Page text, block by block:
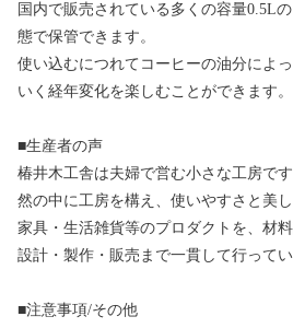
国内で販売されている多くの容量0.5L
態で保管できます。
使い込むにつれてコーヒーの油分によ
いく経年変化を楽しむことができます。
■生産者の声
椿井木工舎は夫婦で営む小さな工房で
然の中に工房を構え、使いやすさと美
家具・生活雑貨等のプロダクトを、材
設計・製作・販売まで一貫して行ってい
■注意事項/その他